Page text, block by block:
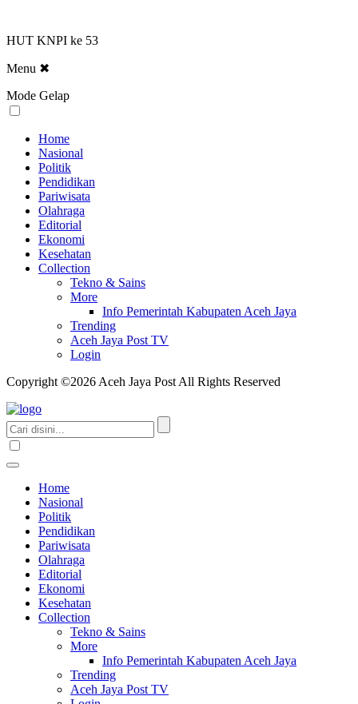
HUT KNPI ke 53
Menu ✖
Mode Gelap
Home
Nasional
Politik
Pendidikan
Pariwisata
Olahraga
Editorial
Ekonomi
Kesehatan
Collection
Tekno & Sains
More
Info Pemerintah Kabupaten Aceh Jaya
Trending
Aceh Jaya Post TV
Login
Copyright ©2026 Aceh Jaya Post All Rights Reserved
Home
Nasional
Politik
Pendidikan
Pariwisata
Olahraga
Editorial
Ekonomi
Kesehatan
Collection
Tekno & Sains
More
Info Pemerintah Kabupaten Aceh Jaya
Trending
Aceh Jaya Post TV